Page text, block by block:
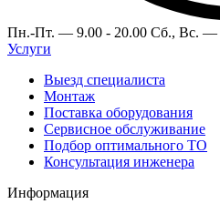
Пн.-Пт. — 9.00 - 20.00 Сб., Вс. —
Услуги
Выезд специалиста
Монтаж
Поставка оборудования
Сервисное обслуживание
Подбор оптимального ТО
Консультация инженера
Информация